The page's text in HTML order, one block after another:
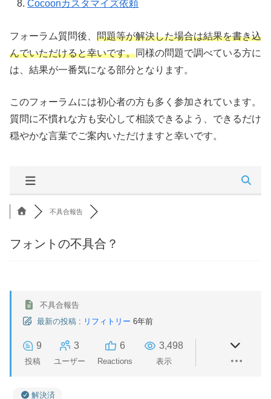
Cocoonカスタマイズ依頼
フォーラム質問後、 問題等が解決した場合は結果を書き込
んでいただけると幸いです。同様の問題で調べている方に
は、結果が一番気になる部分となります。
このフォーラムには初心者の方も多く参加されています。
質問に不慣れな方も安心して相談できるよう、できるだけ
穏やかな言葉でご案内いただけますと幸いです。
不具合報告
フォントの不具合？
不具合報告
最新の投稿 : リフィトリー 6年前
9
投稿
3
ユーザー
6
Reactions
3,498
表示
解決済